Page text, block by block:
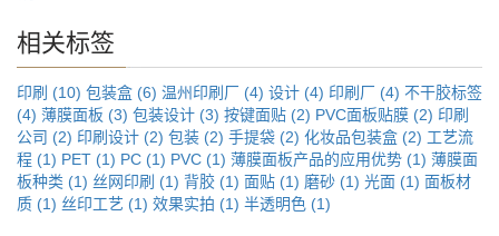
相关标签
印刷 (10) 包装盒 (6) 温州印刷厂 (4) 设计 (4) 印刷厂 (4) 不干胶标签
(4) 薄膜面板 (3) 包装设计 (3) 按键面贴 (2) PVC面板贴膜 (2) 印刷
公司 (2) 印刷设计 (2) 包装 (2) 手提袋 (2) 化妆品包装盒 (2) 工艺流
程 (1) PET (1) PC (1) PVC (1) 薄膜面板产品的应用优势 (1) 薄膜面
板种类 (1) 丝网印刷 (1) 背胶 (1) 面贴 (1) 磨砂 (1) 光面 (1) 面板材
质 (1) 丝印工艺 (1) 效果实拍 (1) 半透明色 (1)